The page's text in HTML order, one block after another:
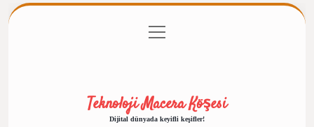
Gizlilik Politikası
menüyü
aç
Teknoloji Macera Köşesi
Dijital dünyada keyifli keşifler!